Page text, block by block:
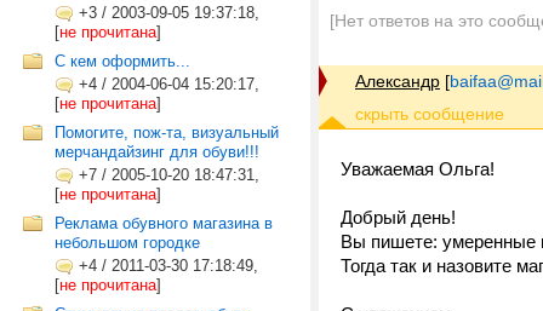
+3 / 2003-09-05 19:37:18,
[не прочитана]
С кем оформить...
+4 / 2004-06-04 15:20:17,
[не прочитана]
Помогите, пож-та, визуальный
мерчандайзинг для обуви!!!
+7 / 2005-10-20 18:47:31,
[не прочитана]
Реклама обувного магазина в
небольшом городке
+4 / 2011-03-30 17:18:49,
[не прочитана]
[Нет ответов на это
Александр [
Уважаемая Ольга!
Добрый день!
Вы пишете: умеренные
Тогда так и назовите